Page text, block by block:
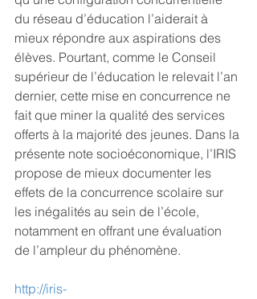
du réseau d’éducation l’aiderait à
mieux répondre aux aspirations des
élèves. Pourtant, comme le Conseil
supérieur de l’éducation le relevait l’an
dernier, cette mise en concurrence ne
fait que miner la qualité des services
offerts à la majorité des jeunes. Dans la
présente note socioéconomique, l’IRIS
propose de mieux documenter les
effets de la concurrence scolaire sur
les inégalités au sein de l’école,
notamment en offrant une évaluation
de l’ampleur du phénomène.
http://iris-